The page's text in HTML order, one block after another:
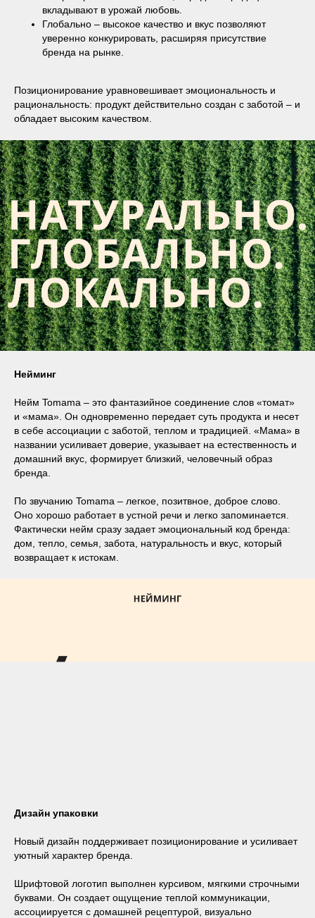
вкладывают в урожай любовь.
Глобально – высокое качество и вкус позволяют
уверенно конкурировать, расширяя присутствие
бренда на рынке.
Позиционирование уравновешивает эмоциональность и
рациональность: продукт действительно создан с заботой – и
обладает высоким качеством.
Нейминг
Нейм Tomama – это фантазийное соединение слов «томат»
и «мама». Он одновременно передает суть продукта и несет
в себе ассоциации с заботой, теплом и традицией. «Мама» в
названии усиливает доверие, указывает на естественность и
домашний вкус, формирует близкий, человечный образ
бренда.
По звучанию Tomama – легкое, позитвное, доброе слово.
Оно хорошо работает в устной речи и легко запоминается.
Фактически нейм сразу задает эмоциональный код бренда:
дом, тепло, семья, забота, натуральность и вкус, который
возвращает к истокам.
Дизайн упаковки
Новый дизайн поддерживает позиционирование и усиливает
уютный характер бренда.
Шрифтовой логотип выполнен курсивом, мягкими строчными
буквами. Он создает ощущение теплой коммуникации,
ассоциируется с домашней рецептурой, визуально